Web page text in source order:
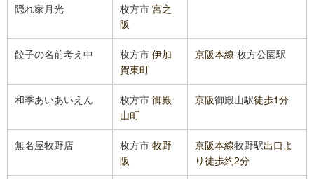
隠れ家月光 枚方市 宮之
阪
餃子の名前考え中 枚方市 伊加
賀東町
京阪本線 枚方公園駅
和季あいあいえん 枚方市 御殿
山町
京阪御殿山駅徒歩1分
無名屋牧野店 枚方市 牧野
阪
京阪本線牧野駅出口よ
り徒歩約2分